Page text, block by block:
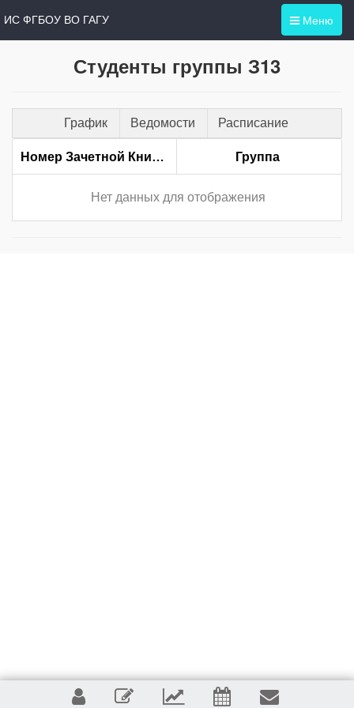
Меню
ИС ФГБОУ ВО ГАГУ
Студенты группы З13
График Ведомости Расписание
Номер Зачетной Книжки Группа
Нет данных для отображения